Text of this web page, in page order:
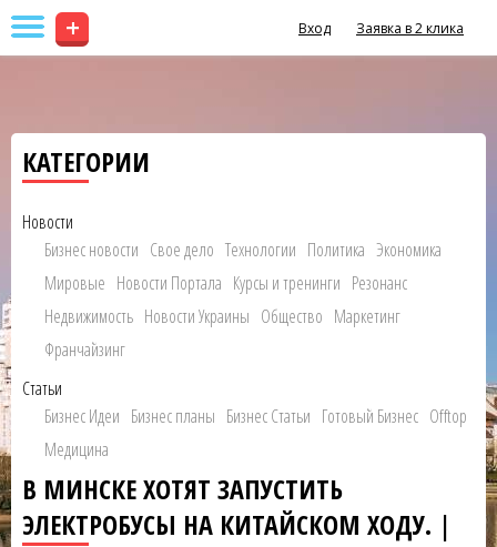
+ Вход Заявка в 2 клика
КАТЕГОРИИ
Новости
Бизнес новости Свое дело Технологии Политика Экономика
Мировые Новости Портала Курсы и тренинги Резонанс
Недвижимость Новости Украины Общество Маркетинг
Франчайзинг
Статьи
Бизнес Идеи Бизнес планы Бизнес Статьи Готовый Бизнес Offtop
Медицина
В МИНСКЕ ХОТЯТ ЗАПУСТИТЬ
ЭЛЕКТРОБУСЫ НА КИТАЙСКОМ ХОДУ. |